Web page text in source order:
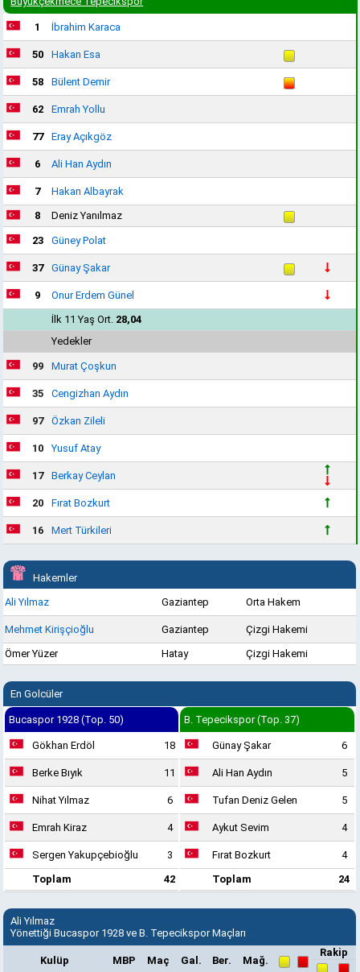
1 İbrahim Karaca
50 Hakan Esa
58 Bülent Demir
62 Emrah Yollu
77 Eray Açıkgöz
6 Ali Han Aydın
7
Hakan Albayrak
8
Deniz Yanılmaz
23 Güney Polat
37 Günay Şakar
9
Onur Erdem Günel
İlk 11 Yaş Ort. 28,04
Yedekler
99 Murat Çoşkun
35 Cengizhan Aydın
97 Özkan Zileli
10 Yusuf Atay
17 Berkay Ceylan
20 Fırat Bozkurt
16 Mert Türkileri
Hakemler
Ali Yılmaz
Gaziantep Orta Hakem
Mehmet Kirişçioğlu Gaziantep
Çizgi Hakemi
Ömer Yüzer
Hatay Çizgi Hakemi
En Golcüler
Bucaspor 1928 (Top. 50)
Gökhan Erdöl 18
Berke Bıyık 11
Nihat Yılmaz 6
Emrah Kiraz 4
Sergen Yakupçebioğlu
3
Toplam
42
B. Tepecikspor (Top. 37)
Günay Şakar 6
Ali Han Aydın 5
Tufan Deniz Gelen 5
Aykut Sevim 4
Fırat Bozkurt
4
Toplam
24
Ali Yılmaz
Yönettiği Bucaspor 1928 ve B. Tepecikspor Maçları
Kulüp MBP Maç Gal. Ber. Mağ.
Rakip